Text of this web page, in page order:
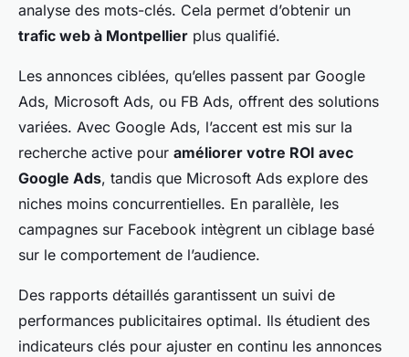
analyse des mots-clés. Cela permet d’obtenir un
trafic web à Montpellier plus qualifié.
Les annonces ciblées, qu’elles passent par Google
Ads, Microsoft Ads, ou FB Ads, offrent des solutions
variées. Avec Google Ads, l’accent est mis sur la
recherche active pour améliorer votre ROI avec
Google Ads, tandis que Microsoft Ads explore des
niches moins concurrentielles. En parallèle, les
campagnes sur Facebook intègrent un ciblage basé
sur le comportement de l’audience.
Des rapports détaillés garantissent un suivi de
performances publicitaires optimal. Ils étudient des
indicateurs clés pour ajuster en continu les annonces